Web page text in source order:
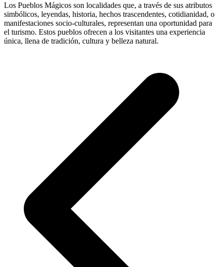
Los Pueblos Mágicos son localidades que, a través de sus atributos
simbólicos, leyendas, historia, hechos trascendentes, cotidianidad, o
manifestaciones socio-culturales, representan una oportunidad para
el turismo. Estos pueblos ofrecen a los visitantes una experiencia
única, llena de tradición, cultura y belleza natural.